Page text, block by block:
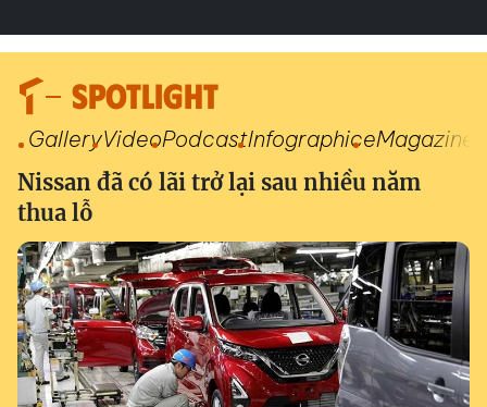
SPOTLIGHT
GalleryVideoPodcastInfographiceMagazine
Nissan đã có lãi trở lại sau nhiều năm
thua lỗ